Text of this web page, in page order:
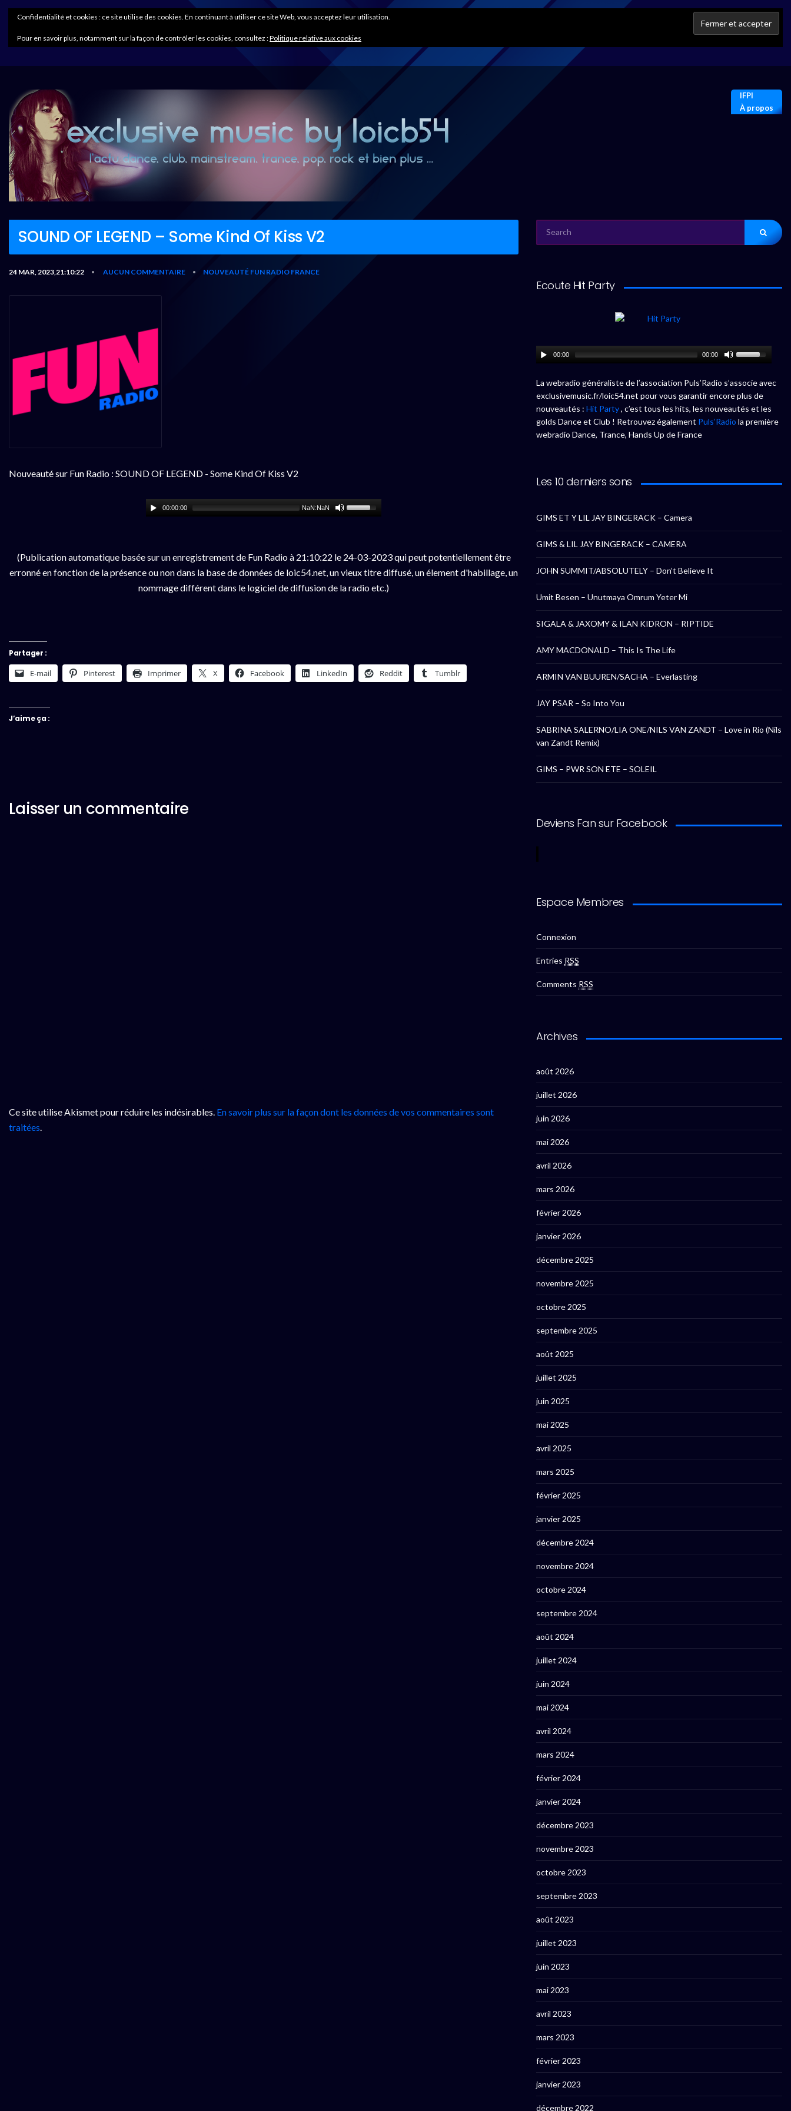
IFPI
À propos
SOUND OF LEGEND – Some Kind Of Kiss V2
24 MAR, 2023,21:10:22 • AUCUN COMMENTAIRE • NOUVEAUTÉ FUN RADIO FRANCE
Nouveauté sur Fun Radio : SOUND OF LEGEND - Some Kind Of Kiss V2
00:00:00 NaN:NaN
(Publication automatique basée sur un enregistrement de Fun Radio à 21:10:22 le 24-03-2023 qui peut potentiellement être
erronné en fonction de la présence ou non dans la base de données de loic54.net, un vieux titre diffusé, un élement d'habillage, un
nommage différent dans le logiciel de diffusion de la radio etc.)
Partager :
E-mail Pinterest Imprimer X Facebook LinkedIn Reddit Tumblr
J’aime ça :
Laisser un commentaire
Ce site utilise Akismet pour réduire les indésirables. En savoir plus sur la façon dont les données de vos commentaires sont
traitées.
FOR:
Ecoute Hit Party
00:00 00:00
La webradio généraliste de l’association Puls’Radio s’associe avec
exclusivemusic.fr/loic54.net pour vous garantir encore plus de
nouveautés : Hit Party, c’est tous les hits, les nouveautés et les
golds Dance et Club ! Retrouvez également Puls’Radio la première
webradio Dance, Trance, Hands Up de France
Les 10 derniers sons
GIMS ET Y LIL JAY BINGERACK – Camera
GIMS & LIL JAY BINGERACK – CAMERA
JOHN SUMMIT/ABSOLUTELY – Don’t Believe It
Umit Besen – Unutmaya Omrum Yeter Mi
SIGALA & JAXOMY & ILAN KIDRON – RIPTIDE
AMY MACDONALD – This Is The Life
ARMIN VAN BUUREN/SACHA – Everlasting
JAY PSAR – So Into You
SABRINA SALERNO/LIA ONE/NILS VAN ZANDT – Love in Rio (Nils
van Zandt Remix)
GIMS – PWR SON ETE – SOLEIL
Deviens Fan sur Facebook
Espace Membres
Connexion
Entries RSS
Comments RSS
Archives
août 2026
juillet 2026
juin 2026
mai 2026
avril 2026
mars 2026
février 2026
janvier 2026
décembre 2025
novembre 2025
octobre 2025
septembre 2025
août 2025
juillet 2025
juin 2025
mai 2025
avril 2025
mars 2025
février 2025
janvier 2025
décembre 2024
novembre 2024
octobre 2024
septembre 2024
août 2024
juillet 2024
juin 2024
mai 2024
avril 2024
mars 2024
février 2024
janvier 2024
décembre 2023
novembre 2023
octobre 2023
septembre 2023
août 2023
juillet 2023
juin 2023
mai 2023
avril 2023
mars 2023
février 2023
janvier 2023
décembre 2022
Confidentialité et cookies : ce site utilise des cookies. En continuant à utiliser ce site Web, vous acceptez leur utilisation.
Pour en savoir plus, notamment sur la façon de contrôler les cookies, consultez :Politique relative aux cookies